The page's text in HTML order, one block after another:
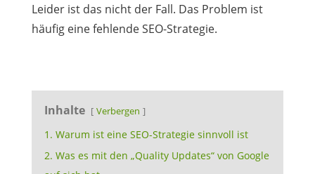
Leider ist das nicht der Fall. Das Problem ist
häufig eine fehlende SEO-Strategie.
Inhalte Verbergen
1. Warum ist eine SEO-Strategie sinnvoll ist
2. Was es mit den „Quality Updates“ von Google